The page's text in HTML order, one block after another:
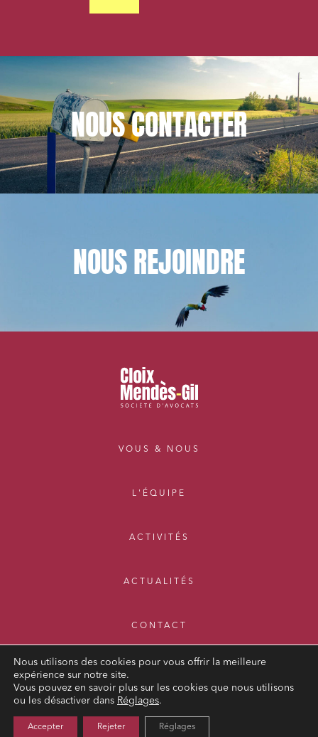
NOUSCONTACTER
NOUSREJOINDRE
VOUS & NOUS
L'ÉQUIPE
ACTIVITÉS
ACTUALITÉS
CONTACT
MENTIONS LÉGALES
Nous utilisons des cookies pour vous offrir la meilleure
expérience sur notre site.
Vous pouvez en savoir plus sur les cookies que nous utilisons
ou les désactiver dans Réglages.
Accepter Rejeter Réglages